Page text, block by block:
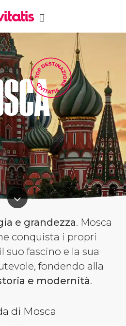
e grandezza. Mosca
conquista i propri
suo fascino e la sua
fondendo alla
e modernità.
di Mosca